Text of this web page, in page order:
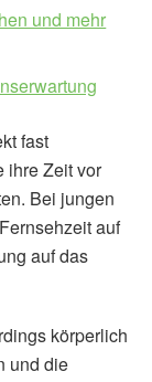
und mehr
fast
ihre Zeit vor
Bei jungen
auf
auf das
körperlich
und die